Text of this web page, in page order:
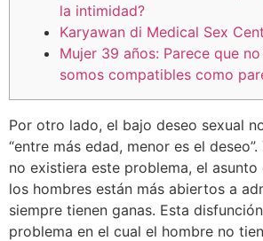
la intimidad?
Karyawan di Medical Sex
Mujer 39 años: Parece que no
somos compatibles como
Por otro lado, el bajo deseo sexual
“entre más edad, menor es el
no existiera este problema, el asunto
los hombres están más abiertos a
siempre tienen ganas. Esta
problema en el cual el hombre no